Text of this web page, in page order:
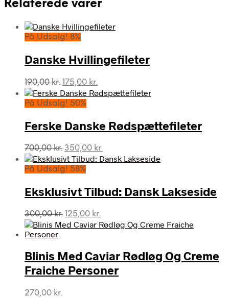
Relaterede varer
På Udsalg! 8%
Danske Hvillingefileter
190,00kr. Den
oprindelige
pris
190,00 kr..
175,00 kr.
aktuelle
175,00 kr..
På Udsalg! 50%
Ferske Danske Rødspættefileter
700,00kr. Den
oprindelige
pris
700,00 kr..
350,00 kr.
aktuelle
350,00 kr..
På Udsalg! 58%
Eksklusivt Tilbud: Dansk Lakseside
300,00kr. Den
oprindelige
300,00 kr..
125,00 kr.
aktuelle
125,00 kr..
Blinis Med Caviar Rødløg Og Creme
Fraiche Personer
270,00 kr.